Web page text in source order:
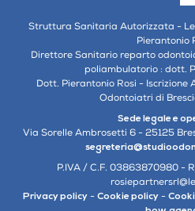
Struttura Sanitaria Autorizzata -
Pierantonio
Direttore Sanitario reparto
poliambulatorio : dott.
Dott. Pierantonio Rosi - Iscrizione
Odontoiatri di
Sede legale e
Via Sorelle Ambrosetti 6 - 25125
P.IVA / C.F. 03863870980 -
Privacy policy- Cookie policy-